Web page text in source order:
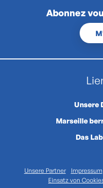
Abonnez
Unsere
Marseille
Das
Unsere Partner Impressum
Einsatz von